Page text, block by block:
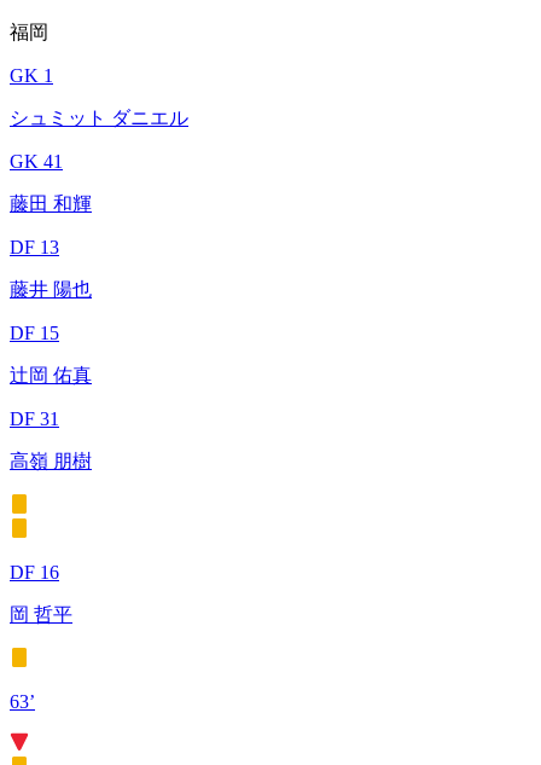
福岡
GK 1
シュミット ダニエル
GK 41
藤田 和輝
DF 13
藤井 陽也
DF 15
辻岡 佑真
DF 31
高嶺 朋樹
DF 16
岡 哲平
63’